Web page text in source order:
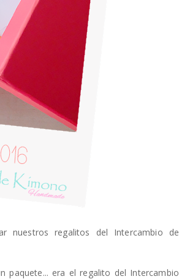
nuestros regalitos del Intercambio de
paquete... era el regalito del Intercambio